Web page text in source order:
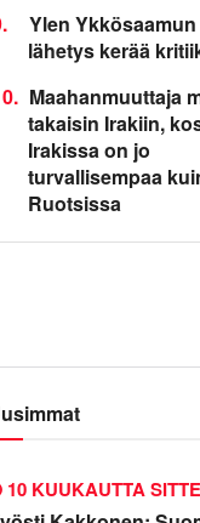
Ylen Ykkösaamun
lähetys kerää
Maahanmuuttaja
takaisin Irakiin,
Irakissa on jo
turvallisempaa
Ruotsissa
10 KUUKAUTTA